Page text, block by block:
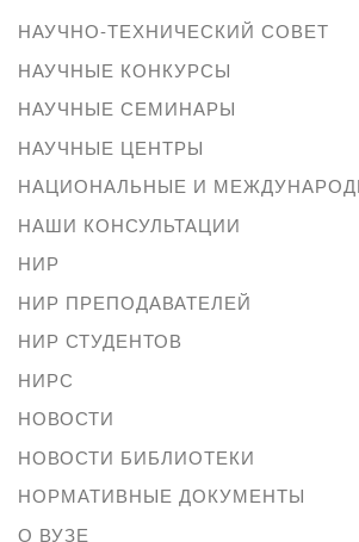
НАУЧНО-ТЕХНИЧЕСКИЙ СОВЕТ
НАУЧНЫЕ КОНКУРСЫ
НАУЧНЫЕ СЕМИНАРЫ
НАУЧНЫЕ ЦЕНТРЫ
НАЦИОНАЛЬНЫЕ И
НАШИ КОНСУЛЬТАЦИИ
НИР
НИР ПРЕПОДАВАТЕЛЕЙ
НИР СТУДЕНТОВ
НИРС
НОВОСТИ
НОВОСТИ БИБЛИОТЕКИ
НОРМАТИВНЫЕ ДОКУМЕНТЫ
О ВУЗЕ